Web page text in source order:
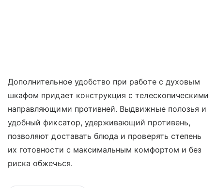
Дополнительное удобство при работе с духовым
шкафом придает конструкция с телескопическими
направляющими противней. Выдвижные полозья и
удобный фиксатор, удерживающий противень,
позволяют доставать блюда и проверять степень
их готовности с максимальным комфортом и без
риска обжечься.